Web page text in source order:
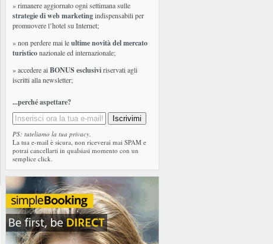
» rimanere aggiornato ogni settimana sulle
strategie di web marketingindispensabili per
promuovere l’hotel su Internet;
» non perdere mai leultime novità del mercato
turisticonazionale ed internazionale;
» accedere aiBONUS esclusiviriservati agli
iscritti alla newsletter;
...perché aspettare?
PS: tuteliamo la tua privacy.
La tua e-mail è sicura, non riceverai mai SPAM e
potrai cancellarti in qualsiasi momento con un
semplice click.